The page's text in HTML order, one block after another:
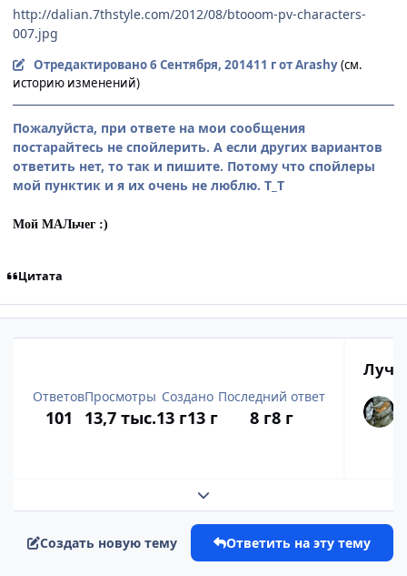
http://dalian.7thstyle.com/2012/08/btooom-pv-characters-
007.jpg
Отредактировано6 Сентября, 201411 гот Arashy(см.
историю изменений)
Пожалуйста, при ответе на мои сообщения
постарайтесь не спойлерить. А если других вариантов
ответить нет, то так и пишите. Потому что спойлеры
мой пунктик и я их очень не люблю. Т_Т
Мой МАЛьчег :)
Цитата
Ответов
101
Просмотры
13,7 тыс.
Создано
13 г13 г
Последний ответ
8 г8 г
Развернуть обзор темы
Создать новую тему Ответить на эту тему